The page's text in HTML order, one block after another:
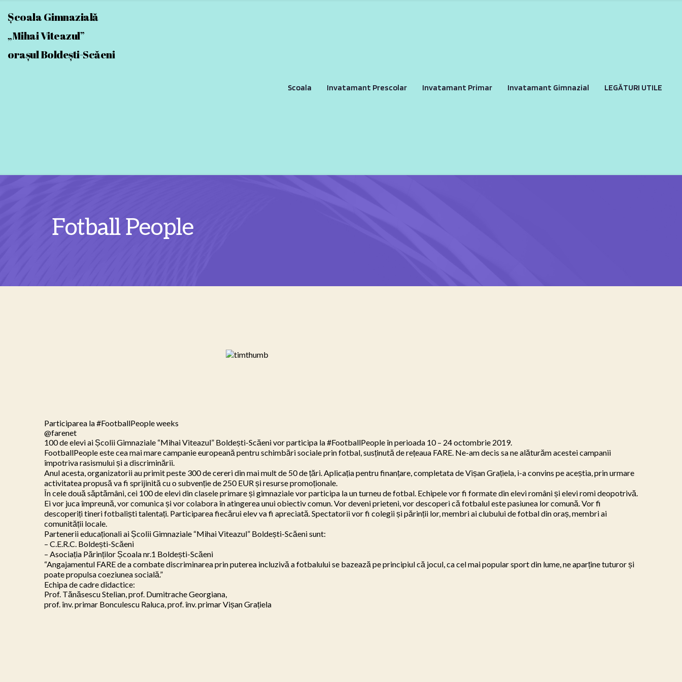
Școala Gimnazială
„Mihai Viteazul”
orașul Boldești-Scăeni
Scoala Invatamant Prescolar Invatamant Primar Invatamant Gimnazial LEGĂTURI UTILE
Fotball People
Participarea la #FootballPeople weeks
@farenet
100 de elevi ai Școlii Gimnaziale “Mihai Viteazul” Boldești-Scăeni vor participa la #FootballPeople în perioada 10 – 24 octombrie 2019.
FootballPeople este cea mai mare campanie europeană pentru schimbări sociale prin fotbal, susținută de rețeaua FARE. Ne-am decis sa ne alăturăm acestei campanii
împotriva rasismului și a discriminării.
Anul acesta, organizatorii au primit peste 300 de cereri din mai mult de 50 de țări. Aplicația pentru finanțare, completata de Vișan Grațiela, i-a convins pe aceștia, prin urmare
activitatea propusă va fi sprijinită cu o subvenție de 250 EUR și resurse promoționale.
În cele două săptămâni, cei 100 de elevi din clasele primare și gimnaziale vor participa la un turneu de fotbal. Echipele vor fi formate din elevi români și elevi romi deopotrivă.
Ei vor juca împreună, vor comunica și vor colabora în atingerea unui obiectiv comun. Vor deveni prieteni, vor descoperi că fotbalul este pasiunea lor comună. Vor fi
descoperiți tineri fotbaliști talentați. Participarea fiecărui elev va fi apreciată. Spectatorii vor fi colegii și părinții lor, membri ai clubului de fotbal din oraș, membri ai
comunității locale.
Partenerii educaționali ai Școlii Gimnaziale “Mihai Viteazul” Boldești-Scăeni sunt:
– C.E.R.C. Boldești-Scăeni
– Asociația Părinților Școala nr.1 Boldești-Scăeni
“Angajamentul FARE de a combate discriminarea prin puterea incluzivă a fotbalului se bazează pe principiul că jocul, ca cel mai popular sport din lume, ne aparține tuturor și
poate propulsa coeziunea socială.”
Echipa de cadre didactice:
Prof. Tănăsescu Stelian, prof. Dumitrache Georgiana,
prof. înv. primar Bonculescu Raluca, prof. înv. primar Vișan Grațiela